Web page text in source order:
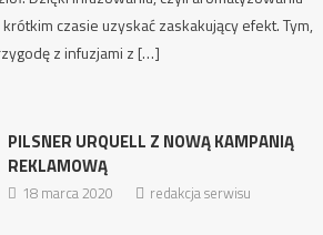
czasie uzyskać zaskakujący efekt. Tym,
z infuzjami z […]
PILSNER URQUELL Z NOWĄ KAMPANIĄ
REKLAMOWĄ
18 marca 2020 redakcja serwisu